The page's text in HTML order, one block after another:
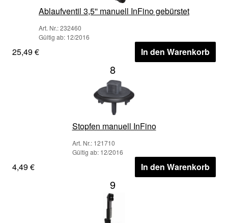
Ablaufventil 3,5'' manuell InFino gebürstet
Art. Nr.: 232460
Gültig ab: 12/2016
25,49 € In den Warenkorb
8
Stopfen manuell InFino
Art. Nr.: 121710
Gültig ab: 12/2016
4,49 € In den Warenkorb
9